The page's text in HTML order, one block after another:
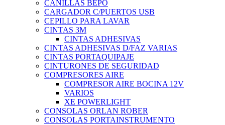
CANILLAS BEPO
CARGADOR C/PUERTOS USB
CEPILLO PARA LAVAR
CINTAS 3M
CINTAS ADHESIVAS
CINTAS ADHESIVAS D/FAZ VARIAS
CINTAS PORTAQUIPAJE
CINTURONES DE SEGURIDAD
COMPRESORES AIRE
COMPRESOR AIRE BOCINA 12V
VARIOS
XE POWERLIGHT
CONSOLAS ORLAN ROBER
CONSOLAS PORTAINSTRUMENTO